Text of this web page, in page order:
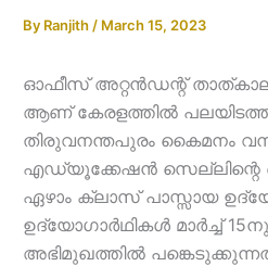
By Ranjith / March 15, 2023
ഓഫീസ് അറ്റൻഡന്റ്
ആണ് കേരളത്തിൽ
തിരുവനന്തപുരം കൈമനം
എഡ്യൂക്കേഷൻ സെല്ലിന്റെ
ഏഴാം ക്ലാസ് പാസ്സായ
ഉദ്യോഗാർഥികൾ മാർച്ച്
അഭിമുഖത്തിൽ